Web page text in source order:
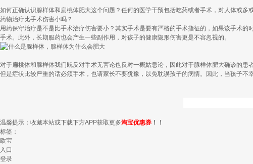
如何正确认识腺样体和扁桃体肥大这个问题？任何的医学干预包括吃药或者手术，对人体或
药物治疗比手术伤害小吗？
用药保守治疗是不是比手术治疗伤害要小？其实手术是要有严格的手术指征的，如果该手术
手术。此外，长期服药也会产生一些副作用，对孩子的健康隐形伤害更是不容忽视的。
对于扁桃体和腺样体我们既反对手术无害论也反对一概姑息论，因此对于腺样体肥大确诊的患
但是症状比较严重的话必须手术，也请家长不要犹豫，以免耽误孩子的病情。因此，当孩子不
温馨提示：收藏本站或下载下方APP获取更多淘宝优惠券 ！！
标签：
欧宝
入口
登录